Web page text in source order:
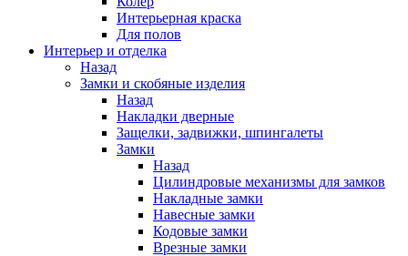
Интерьерная краска
Для полов
Интерьер и отделка
Назад
Замки и скобяные изделия
Назад
Накладки дверные
Защелки, задвижки, шпингалеты
Замки
Назад
Цилиндровые механизмы для замков
Накладные замки
Навесные замки
Кодовые замки
Врезные замки